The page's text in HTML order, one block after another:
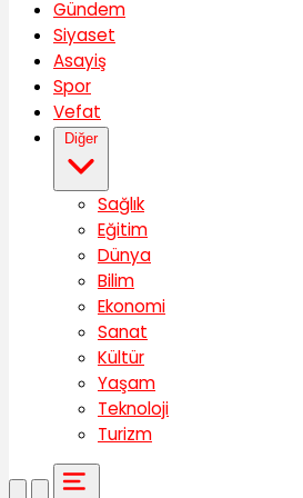
Gündem
Siyaset
Asayiş
Spor
Vefat
Diğer
Sağlık
Eğitim
Dünya
Bilim
Ekonomi
Sanat
Kültür
Yaşam
Teknoloji
Turizm